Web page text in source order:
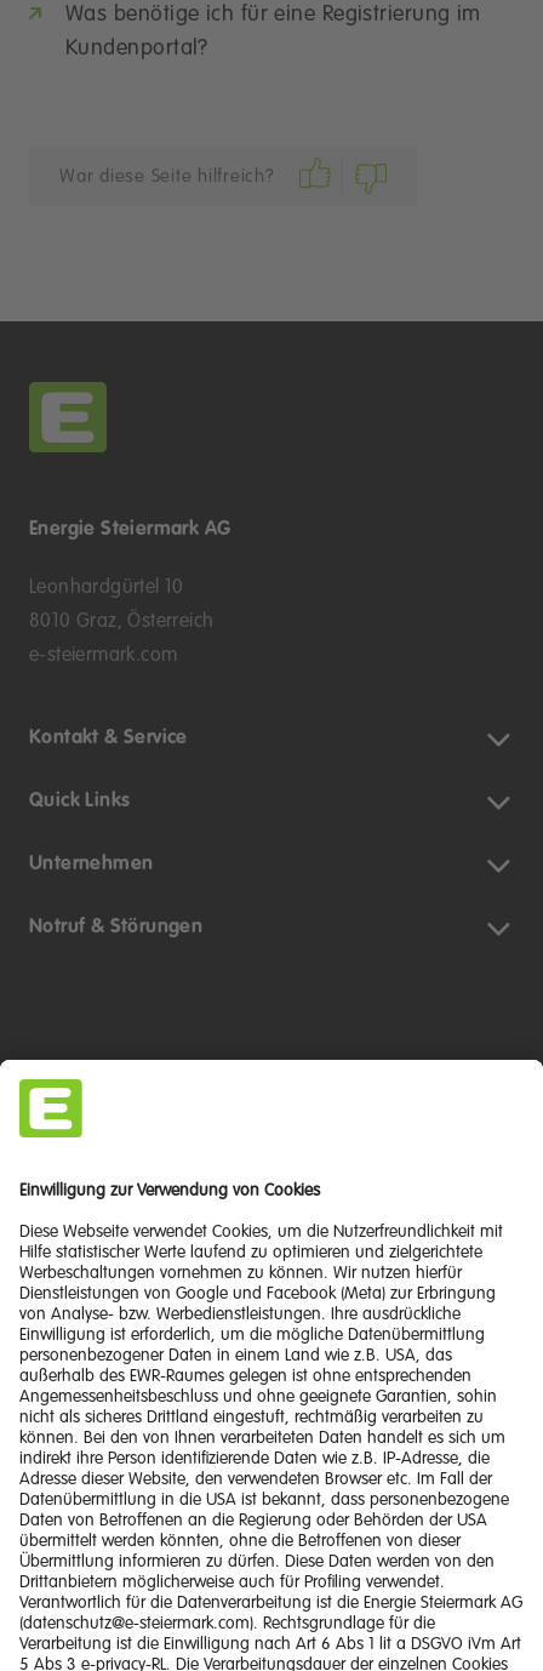
Was benötige ich für eine Registrierung im
Kundenportal?
War diese Seite hilfreich?
Energie Steiermark AG
Leonhardgürtel 10
8010 Graz, Österreich
e-steiermark.com
Kontakt & Service
Quick Links
Unternehmen
Notruf & Störungen